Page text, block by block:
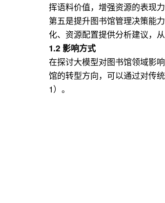
挥语料价值，增强资源的表现
第五是提升图书馆管理决策能
化、资源配置提供分析建议，
1.2 影响方式
在探讨大模型对图书馆领域影
馆的转型方向，可以通过对传
1）。